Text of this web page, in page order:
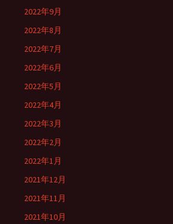
2022年9月
2022年8月
2022年7月
2022年6月
2022年5月
2022年4月
2022年3月
2022年2月
2022年1月
2021年12月
2021年11月
2021年10月